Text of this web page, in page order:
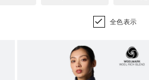
全色表示